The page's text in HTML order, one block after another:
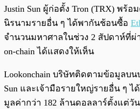
พร้อมเล่น
Justin Sun ผู้ก่อตั้ง Tron (TRX) พร้
นิรนามรายอื่น ๆ ได้พากันช้อนซื้อ
จำนวนมหาศาลในช่วง 2 สัปดาห์ที่
on-chain ได้แสดงให้เห็น
Lookonchain บริษัทติดตามข้อมูลบน
Sun และเจ้ามือรายใหญ่รายอื่น ๆ ไ
มูลค่ากว่า 182 ล้านดอลลาร์ตั้งแต่วั